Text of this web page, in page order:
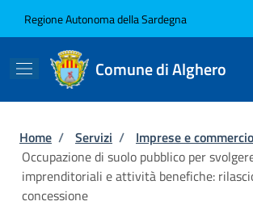
Regione Autonoma della Sardegna
Comune di Alghero
Briciole di pane
Home / Servizi / Imprese e commercio
Occupazione di suolo pubblico per
imprenditoriali e attività benefiche:
concessione